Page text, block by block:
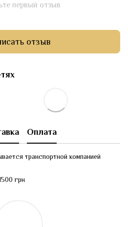
первый отзыв
отзыв
Оплата
транспортной компанией
грн